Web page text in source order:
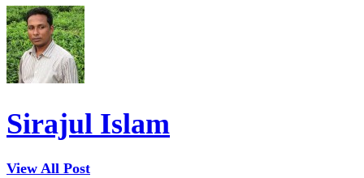
Sirajul Islam
View All Post